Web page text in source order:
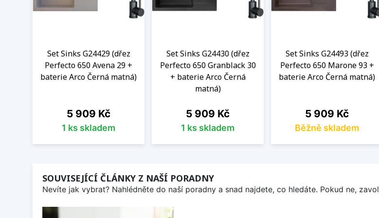
Set Sinks G24429 (dřez
Perfecto 650 Avena 29 +
baterie Arco Černá matná)
Cena
5 909 Kč
1 ks skladem
Set Sinks G24430 (dřez
Perfecto 650 Granblack 30
+ baterie Arco Černá
matná)
Cena
5 909 Kč
1 ks skladem
Set Sinks G24493 (dřez
Perfecto 650 Marone 93 +
baterie Arco Černá matná)
Cena
5 909 Kč
Běžně skladem
SOUVISEJÍCÍ ČLÁNKY Z NAŠÍ PORADNY
Nevíte jak vybrat? Nahlédněte do naší poradny a snad najdete, co hledáte. Pokud ne,